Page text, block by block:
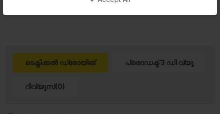
ടെക്നിക്കൽ ഡ്രോയിങ് പ്രൊഡക്ട് 3 ഡി വ്യൂ
റിവ്യൂസ്(0)